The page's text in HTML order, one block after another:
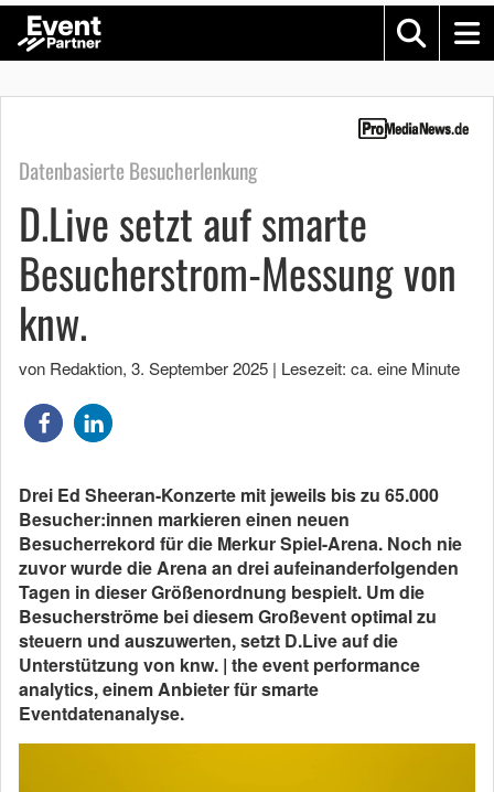
Datenbasierte Besucherlenkung
D.Live setzt auf smarte
Besucherstrom-Messung von
knw.
von Redaktion, 3. September 2025 | Lesezeit: ca. eine Minute
Drei Ed Sheeran-Konzerte mit jeweils bis zu 65.000
Besucher:innen markieren einen neuen
Besucherrekord für die Merkur Spiel-Arena. Noch nie
zuvor wurde die Arena an drei aufeinanderfolgenden
Tagen in dieser Größenordnung bespielt. Um die
Besucherströme bei diesem Großevent optimal zu
steuern und auszuwerten, setzt D.Live auf die
Unterstützung von knw. | the event performance
analytics, einem Anbieter für smarte
Eventdatenanalyse.